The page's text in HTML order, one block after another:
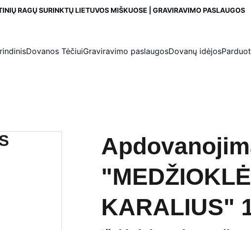
RAGŲ SURINKTŲ LIETUVOS MIŠKUOSE | GRAVIRAVIMO PASLAUGOS
Dovanos TėčiuiGraviravimo paslaugosDovanų idėjos
KARALIUS"